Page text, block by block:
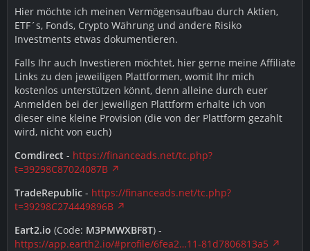
Hier möchte ich meinen Vermögensaufbau durch Aktien,
ETF´s, Fonds, Crypto Währung und andere Risiko
Investments etwas dokumentieren.
Falls Ihr auch Investieren möchtet, hier gerne meine Affiliate
Links zu den jeweiligen Plattformen, womit Ihr mich
kostenlos unterstützen könnt, denn alleine durch euer
Anmelden bei der jeweiligen Plattform erhalte ich von
dieser eine kleine Provision (die von der Plattform gezahlt
wird, nicht von euch)
Comdirect - https://financeads.net/tc.php?
t=39298C87024087B
TradeRepublic - https://financeads.net/tc.php?
t=39298C274449896B
Eart2.io (Code: M3PMWXBF8T) -
https://app.earth2.io/#profile/6fea2…11-81d7806813a5